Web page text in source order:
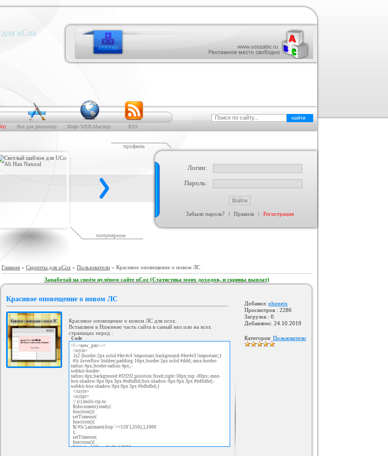
uCoz
Всё для photoshop Инфо WEB-Мастеру RSS
шаблон для UCoz - Ali
Игровой Шаблон "GamePress"
для Ucoz
test drive unlimited2
Категория :Игровые
Оригинальный шаблон
"Promobil" для Ucoz
Категория :Софт шаблоны
Оригинал шаблона Ucoz-Mir
Категория :Ucoz
Логин:
Пароль:
Забыли пароль? | Правила | Регистрация
Главная » Скрипты для uCoz » Пользователи » Красивое оповещение о новом ЛС
Заработай на своём нулёвом сайте uCoz (Статистика моих доходов, и скрины выплат)
Красивое оповещение о новом ЛС
·
Красивое оповещение о новом ЛС для ucoz.
Вставляем в Нижнюю часть сайта в самый низ или на всех
страницах перед :
Code
<!--<new_pm>-->
<style>
.ls2 {border:2px solid #fec4c4 !important;background:#fee4e3 !important;}
#ls {overflow:hidden;padding:10px;border:2px solid #ddd;-moz-border-
radius:4px;border-radius:4px;-
webkit-border-
radius:4px;background:#f2f2f2;position:fixed;right:30px;top:-80px;-moz-
box-shadow:0px 0px 3px #bdbdbd;box-shadow:0px 0px 3px #bdbdbd;-
webkit-box-shadow:0px 0px 3px #bdbdbd;}
</style>
<script>
// (с) multi-rip.ru
$(document).ready(
function(){
setTimeout(
function(){
$('#ls').animate({top:'+=120'},350);},1000
);
setTimeout(
function(){
$('#ls').addClass('ls2');},3000
Добавил: phoneix
Просмотров : 2286
Загрузок : 0
Добавлено: 24.10.2019
Категория: Пользователи